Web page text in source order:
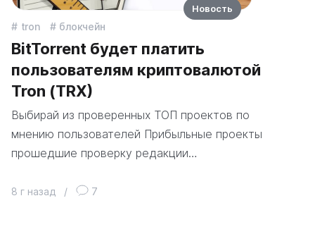
tron блокчейн
BitTorrent будет платить
пользователям криптовалютой
Tron (TRX)
Выбирай из проверенных ТОП проектов по
мнению пользователей Прибыльные проекты
прошедшие проверку редакции…
8 г назад / 7
Новость